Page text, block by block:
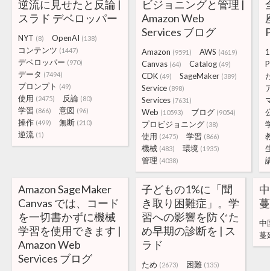
逆流に見せたと反論 |
スラド デベロッパー
NYT (8) OpenAI (138)
コンテンツ (1447)
デベロッパー (970)
データ (7494)
プロンプト (49)
使用 (2475) 反論 (80)
学習 (866) 意図 (96)
操作 (499) 無断 (210)
逆流 (1)
ビジョニングと管理 |
Amazon Web
Services ブログ
Amazon (9591) AWS (4619)
Canvas (64) Catalog (49)
CDK (49) SageMaker (389)
Service (898)
Services (7631)
Web (10593) ブログ (9054)
プロビジョニング (38)
使用 (2475) 学習 (866)
機械 (483) 環境 (1935)
管理 (4038)
Amazon SageMaker
Canvas では、コード
を一切書かずに機械
学習を使用できます |
Amazon Web
Services ブログ
子どもの1%に「聞
き取り困難症」。学
習への影響を防ぐた
め早期の診断を | ス
ラド
ため (2673) 困難 (135)
中
蔓